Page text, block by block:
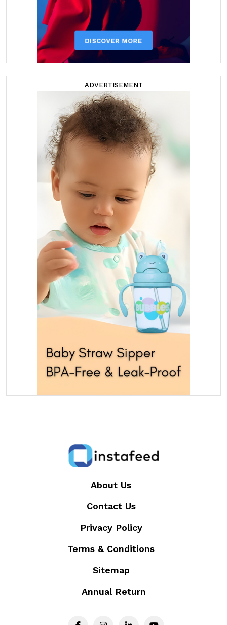
ADVERTISEMENT
About Us
Contact Us
Privacy Policy
Terms & Conditions
Sitemap
Annual Return